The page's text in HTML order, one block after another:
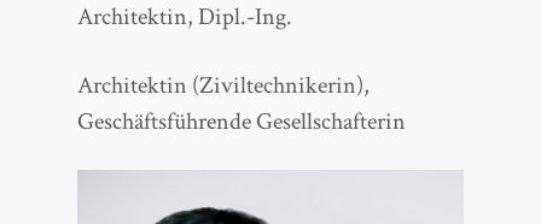
Architektin, Dipl.-Ing.
Architektin (Ziviltechnikerin),
Geschäftsführende Gesellschafterin